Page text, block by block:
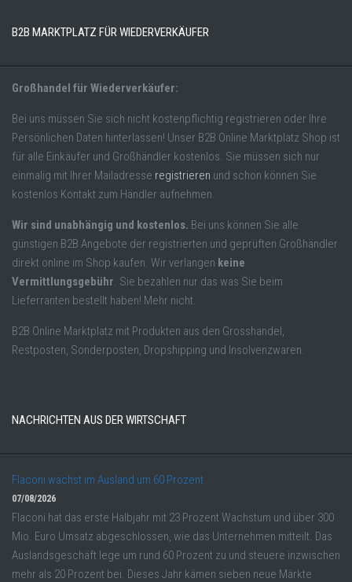
B2B MARKTPLATZ FÜR WIEDERVERKÄUFER
Großhandel für Wiederverkäufer:
Bei uns müssen Sie sich nicht kostenpflichtig registrieren oder Ihre
Persönlichen Daten hinterlassen! Unser B2B Online Marktplatz Shop ist
für alle Einkäufer und Großhändler kostenlos. Sie müssen sich nur
einmalig mit Ihrer Mailadresse registrieren und schon können Sie
kostenlos Kontakt zum Händler aufnehmen.
Wir sind unabhängig und kostenlos. Bei uns können Sie alle
günstigen B2B Angebote der registrierten und geprüften Großhändler
direkt online im Shop kaufen. Wir verlangen keine
Vermittlungsgebühr. Sie bezahlen nur das was Sie beim
Lieferranten bestellt haben! Mehr nicht.
B2B Online Marktplatz mit Produkten aus den Grosshandel,
Restposten, Sonderposten, Dropshipping und Insolvenzwaren.
NACHRICHTEN AUS DER WIRTSCHAFT
Flaconi wächst im Ausland um 60 Prozent
07/08/2026
Flaconi hat das erste Halbjahr mit 23 Prozent Wachstum und über 300
Mio. Euro Umsatz abgeschlossen, wie das Unternehmen mitteilt. Das
Auslandsgeschäft lege um rund 60 Prozent zu und steuere inzwischen
mehr als 20 Prozent bei. Dieses Jahr kämen sieben neue Märkte